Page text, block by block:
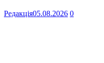
Редакція05.08.2026 0